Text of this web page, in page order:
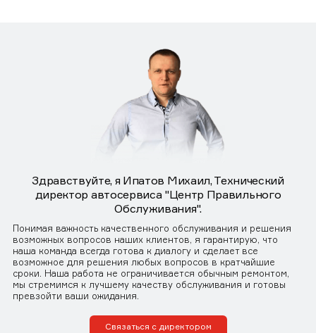
Здравствуйте, я Ипатов Михаил, Технический
директор автосервиса "Центр Правильного
Обслуживания".
Понимая важность качественного обслуживания и решения
возможных вопросов наших клиентов, я гарантирую, что
наша команда всегда готова к диалогу и сделает все
возможное для решения любых вопросов в кратчайшие
сроки. Наша работа не ограничивается обычным ремонтом,
мы стремимся к лучшему качеству обслуживания и готовы
превзойти ваши ожидания.
Связаться с директором